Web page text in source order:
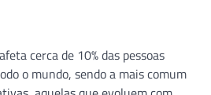
cerca de 10% das pessoas
o mundo, sendo a mais comum